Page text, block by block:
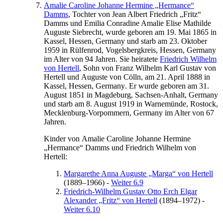
Amalie Caroline Johanne Hermine „Hermance“
Damms, Tochter von Jean Albert Friedrich „Fritz“
Damms und Emilia Conradine Amalie Elise Mathilde
Auguste Siebrecht, wurde geboren am 19. Mai 1865 in
Kassel, Hessen, Germany und starb am 23. Oktober
1959 in Rülfenrod, Vogelsbergkreis, Hessen, Germany
im Alter von 94 Jahren. Sie heiratete Friedrich Wilhelm
von Hertell, Sohn von Franz Wilhelm Karl Gustav von
Hertell und Auguste von Cölln, am 21. April 1888 in
Kassel, Hessen, Germany. Er wurde geboren am 31.
August 1851 in Magdeburg, Sachsen-Anhalt, Germany
und starb am 8. August 1919 in Warnemünde, Rostock,
Mecklenburg-Vorpommern, Germany im Alter von 67
Jahren.
Kinder von Amalie Caroline Johanne Hermine
„Hermance“ Damms und Friedrich Wilhelm von
Hertell:
Margarethe Anna Auguste „Marga“ von Hertell
(1889–1966) - Weiter 6.9
Friedrich-Wilhelm Gustav Otto Erch Elgar
Alexander „Fritz“ von Hertell (1894–1972) -
Weiter 6.10